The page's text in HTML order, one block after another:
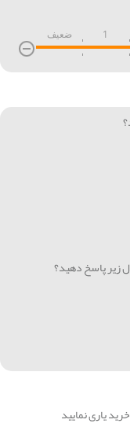
ضعیف 1
زیر پاسخ دهید؟
یاری نمایید